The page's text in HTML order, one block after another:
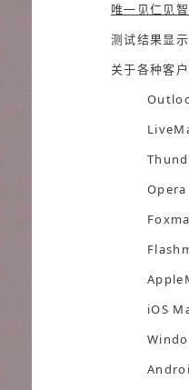
唯一见仁见
测试结果显
关于各种客
iOS